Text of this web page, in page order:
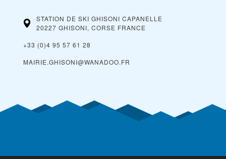
STATION DE SKI GHISONI CAPANELLE
20227 GHISONI, CORSE FRANCE
+33 (0)4 95 57 61 28
MAIRIE.GHISONI@WANADOO.FR